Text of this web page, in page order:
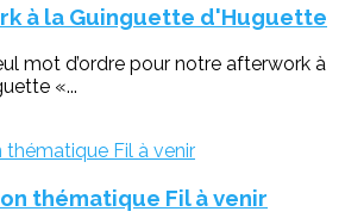
à la Guinguette d'Huguette
mot d’ordre pour notre afterwork à
«...
thématique Fil à venir